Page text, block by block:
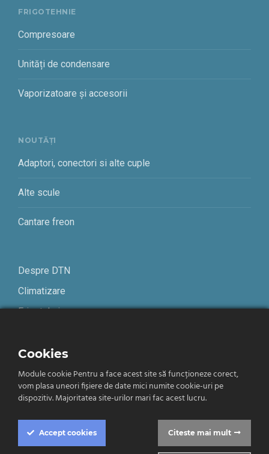
FRIGOTEHNIE
Compresoare
Unități de condensare
Vaporizatoare și accesorii
NOUTĂȚI
Adaptori, conectori si alte cuple
Alte scule
Cantare freon
Despre DTN
Climatizare
Frigotehnie
Termeni și condiții
Confidențialitate
Cookies
Module cookie Pentru a face acest site să funcționeze corect,
vom plasa uneori fișiere de date mici numite cookie-uri pe
dispozitiv. Majoritatea site-urilor mari fac acest lucru.
Accept cookies Citeste mai mult